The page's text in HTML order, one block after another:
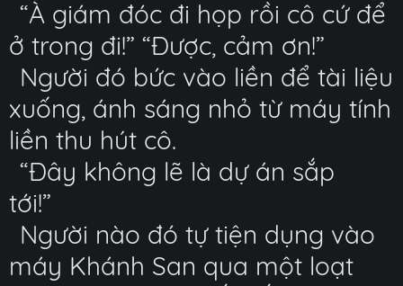
“À giám đóc đi họp rồi cô cứ để
ở trong đi!” “Được, cảm ơn!”
Người đó bức vào liền để tài liệu
xuống, ánh sáng nhỏ từ máy tính
liền thu hút cô.
“Đây không lẽ là dự án sắp
tới!”
Người nào đó tự tiện dụng vào
máy Khánh San qua một loạt